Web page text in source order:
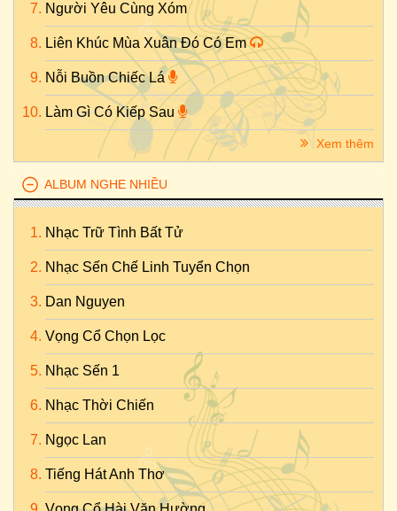
Người Yêu Cùng Xóm
Liên Khúc Mùa Xuân Đó Có Em
Nỗi Buồn Chiếc Lá
Làm Gì Có Kiếp Sau
Xem thêm
ALBUM NGHE NHIỀU
Nhạc Trữ Tình Bất Tử
Nhạc Sến Chế Linh Tuyển Chọn
Dan Nguyen
Vọng Cổ Chọn Lọc
Nhạc Sến 1
Nhạc Thời Chiến
Ngọc Lan
Tiếng Hát Anh Thơ